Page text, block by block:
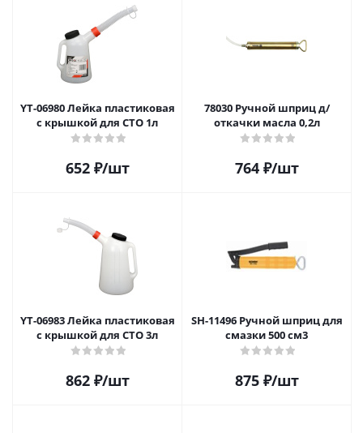
YT-06980 Лейка пластиковая
с крышкой для СТО 1л
652₽/шт
78030 Ручной шприц д/
откачки масла 0,2л
764₽/шт
YT-06983 Лейка пластиковая
с крышкой для СТО 3л
862₽/шт
SH-11496 Ручной шприц для
смазки 500 см3
875₽/шт